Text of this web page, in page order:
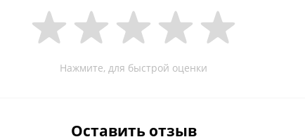
Нажмите, для быстрой оценки
Оставить отзыв